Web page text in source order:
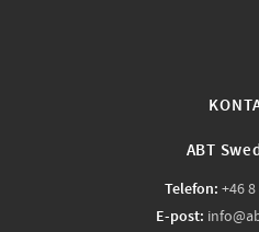
ABT
Telefon: +46
E-post: